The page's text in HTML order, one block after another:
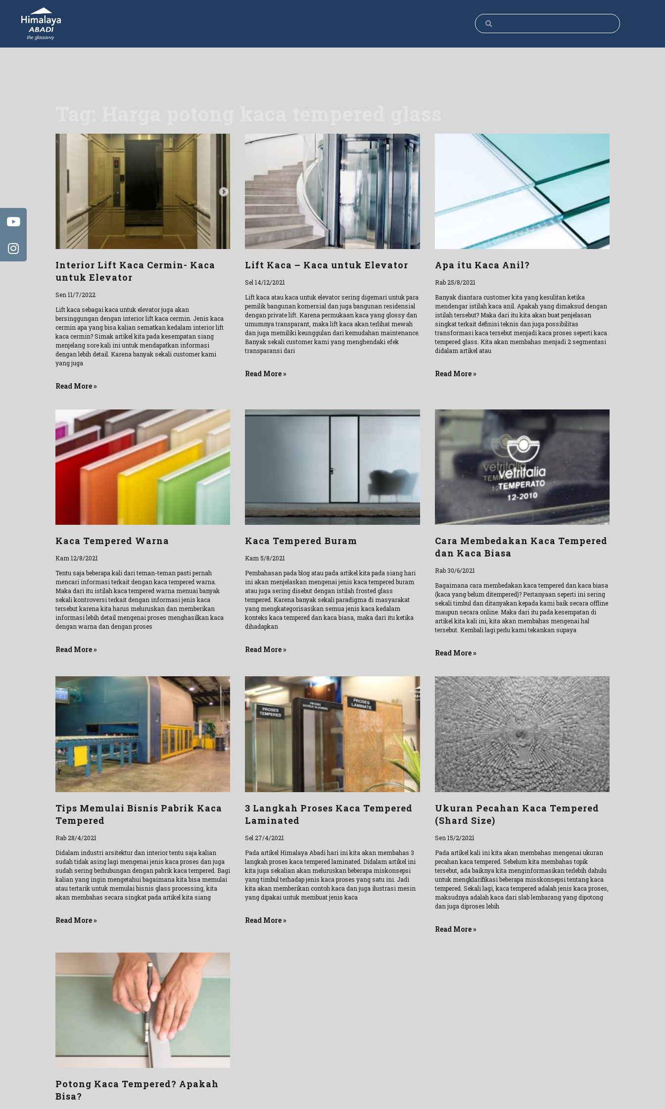
Interior Lift Kaca Cermin- Kaca
untuk Elevator
Sen 11/7/2022
Lift kaca sebagai kaca untuk elevator juga akan
bersinggungan dengan interior lift kaca cermin. Jenis kaca
cermin apa yang bisa kalian sematkan kedalam interior lift
kaca cermin? Simak artikel kita pada kesempatan siang
menjelang sore kali ini untuk mendapatkan informasi
dengan lebih detail. Karena banyak sekali customer kami
yang juga
Read More »
Lift Kaca – Kaca untuk Elevator
Sel 14/12/2021
Lift kaca atau kaca untuk elevator sering digemari untuk para
pemilik bangunan komersial dan juga bangunan residensial
dengan private lift. Karena permukaan kaca yang glossy dan
umumnya transparant, maka lift kaca akan terlihat mewah
dan juga memiliki keunggulan dari kemudahan maintenance.
Banyak sekali customer kami yang menghendaki efek
transparansi dari
Read More »
Apa itu Kaca Anil?
Rab 25/8/2021
Banyak diantara customer kita yang kesulitan ketika
mendengar istilah kaca anil. Apakah yang dimaksud dengan
istilah tersebut? Maka dari itu kita akan buat penjelasan
singkat terkait definisi teknis dan juga possibilitas
transformasi kaca tersebut menjadi kaca proses seperti kaca
tempered glass. Kita akan membahas menjadi 2 segmentasi
didalam artikel atau
Read More »
Kaca Tempered Warna
Kam 12/8/2021
Tentu saja beberapa kali dari teman-teman pasti pernah
mencari informasi terkait dengan kaca tempered warna.
Maka dari itu istilah kaca tempered warna menuai banyak
sekali kontroversi terkait dengan informasi jenis kaca
tersebut karena kita harus meluruskan dan memberikan
informasi lebih detail mengenai proses menghasilkan kaca
dengan warna dan dengan proses
Read More »
Kaca Tempered Buram
Kam 5/8/2021
Pembahasan pada blog atau pada artikel kita pada siang hari
ini akan menjelaskan mengenai jenis kaca tempered buram
atau juga sering disebut dengan istilah frosted glass
tempered. Karena banyak sekali paradigma di masyarakat
yang mengkategorisasikan semua jenis kaca kedalam
konteks kaca tempered dan kaca biasa, maka dari itu ketika
dihadapkan
Read More »
Cara Membedakan Kaca Tempered
dan Kaca Biasa
Rab 30/6/2021
Bagaimana cara membedakan kaca tempered dan kaca biasa
(kaca yang belum ditempered)? Pertanyaan seperti ini sering
sekali timbul dan ditanyakan kepada kami baik secara offline
maupun secara online. Maka dari itu pada kesempatan di
artikel kita kali ini, kita akan membahas mengenai hal
tersebut. Kembali lagi perlu kami tekankan supaya
Read More »
Tips Memulai Bisnis Pabrik Kaca
Tempered
Rab 28/4/2021
Didalam industri arsitektur dan interior tentu saja kalian
sudah tidak asing lagi mengenai jenis kaca proses dan juga
sudah sering berhubungan dengan pabrik kaca tempered. Bagi
kalian yang ingin mengetahui bagaimana kita bisa memulai
atau tertarik untuk memulai bisnis glass processing, kita
akan membahas secara singkat pada artikel kita siang
Read More »
3 Langkah Proses Kaca Tempered
Laminated
Sel 27/4/2021
Pada artikel Himalaya Abadi hari ini kita akan membahas 3
langkah proses kaca tempered laminated. Didalam artikel ini
kita juga sekalian akan meluruskan beberapa miskonsepsi
yang timbul terhadap jenis kaca proses yang satu ini. Jadi
kita akan memberikan contoh kaca dan juga ilustrasi mesin
yang dipakai untuk membuat jenis kaca
Read More »
Ukuran Pecahan Kaca Tempered
(Shard Size)
Sen 15/2/2021
Pada artikel kali ini kita akan membahas mengenai ukuran
pecahan kaca tempered. Sebelum kita membahas topik
tersebut, ada baiknya kita menginformasikan terlebih dahulu
untuk mengklarifikasi beberapa misskonsepsi tentang kaca
tempered. Sekali lagi, kaca tempered adalah jenis kaca proses,
maksudnya adalah kaca dari slab lembarang yang dipotong
dan juga diproses lebih
Read More »
Potong Kaca Tempered? Apakah
Bisa?